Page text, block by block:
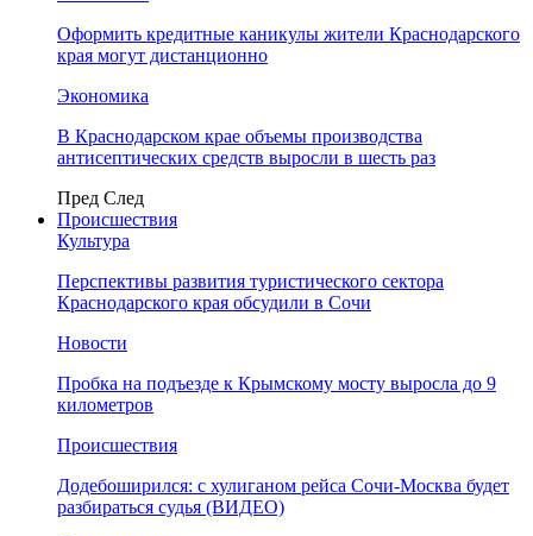
Оформить кредитные каникулы жители Краснодарского
края могут дистанционно
Экономика
В Краснодарском крае объемы производства
антисептических средств выросли в шесть раз
Пред След
Происшествия
Культура
Перспективы развития туристического сектора
Краснодарского края обсудили в Сочи
Новости
Пробка на подъезде к Крымскому мосту выросла до 9
километров
Происшествия
Додебоширился: с хулиганом рейса Сочи-Москва будет
разбираться судья (ВИДЕО)